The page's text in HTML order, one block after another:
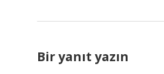
Bir yanıt yazın